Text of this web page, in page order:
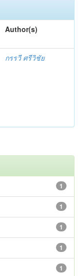
Author(s)
กรรวี ศรีวิชัย
1
1
1
1
1